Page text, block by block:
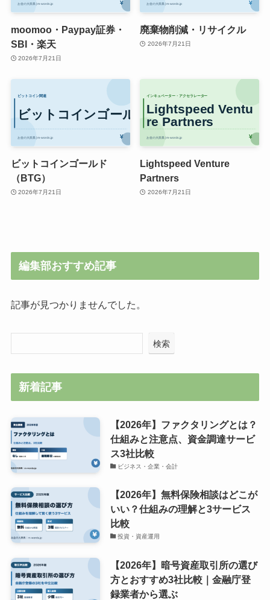
moomoo・Paypay証券・
SBI・楽天
2026年7月21日
廃棄物削減・リサイクル
2026年7月21日
ビットコインゴールド
（BTG）
2026年7月21日
Lightspeed Venture
Partners
2026年7月21日
編集部おすすめ記事
記事が見つかりませんでした。
検索
新着記事
【2026年】ファクタリングとは？
仕組みと注意点、資金調達サービ
ス3社比較
ビジネス・企業・会計
【2026年】無料保険相談はどこが
いい？仕組みの理解と3サービス
比較
投資・資産運用
【2026年】暗号資産取引所の選び
方とおすすめ3社比較｜金融庁登
録業者から選ぶ